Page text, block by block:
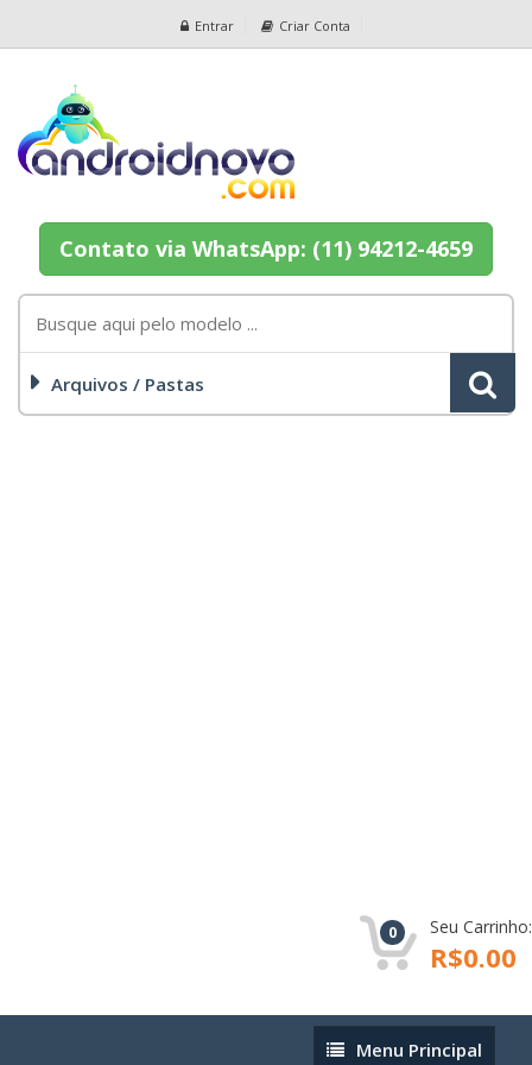
Entrar Criar Conta
Contato via WhatsApp: (11) 94212-4659
Arquivos / Pastas
0 Seu Carrinho:
R$0.00
MenuMenu Principal